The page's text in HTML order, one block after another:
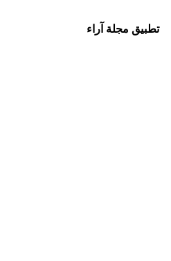
تطبيق مجلة آراء